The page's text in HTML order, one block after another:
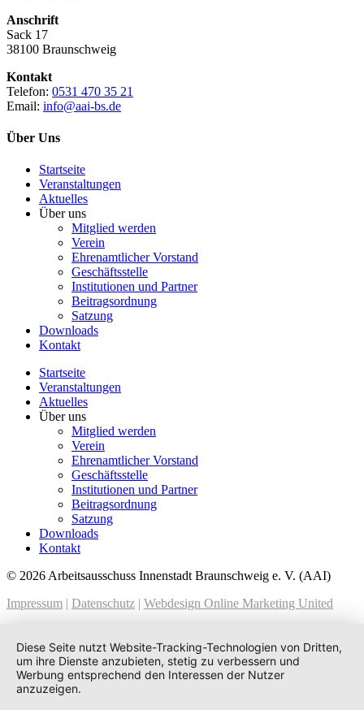
Anschrift
Sack 17
38100 Braunschweig
Kontakt
Telefon: 0531 470 35 21
Email: info@aai-bs.de
Über Uns
Startseite
Veranstaltungen
Aktuelles
Über uns
Mitglied werden
Verein
Ehrenamtlicher Vorstand
Geschäftsstelle
Institutionen und Partner
Beitragsordnung
Satzung
Downloads
Kontakt
Startseite
Veranstaltungen
Aktuelles
Über uns
Mitglied werden
Verein
Ehrenamtlicher Vorstand
Geschäftsstelle
Institutionen und Partner
Beitragsordnung
Satzung
Downloads
Kontakt
© 2026 Arbeitsausschuss Innenstadt Braunschweig e. V. (AAI)
Impressum | Datenschutz | Webdesign Online Marketing United
Diese Seite nutzt Website-Tracking-Technologien von Dritten,
um ihre Dienste anzubieten, stetig zu verbessern und
Werbung entsprechend den Interessen der Nutzer
anzuzeigen.